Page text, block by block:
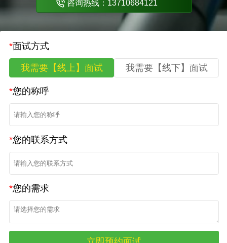
咨询热线：13710684121
*面试方式
我需要【线上】面试 我需要【线下】面试
*您的称呼
*您的联系方式
*您的需求